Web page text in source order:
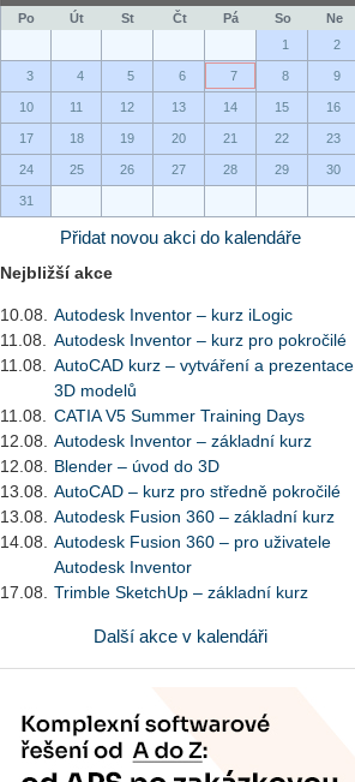
Po Út St Čt Pá So
Ne
1
2
3 4 5 6 7 8 9
10 11 12 13 14 15 16
17 18 19 20 21 22 23
24 25 26 27 28 29 30
31
Přidat novou akci do kalendáře
Nejbližší akce
10.08.
Autodesk Inventor – kurz iLogic
11.08.
Autodesk Inventor – kurz pro pokročilé
11.08.
AutoCAD kurz – vytváření a prezentace
3D modelů
11.08.
CATIA V5 Summer Training Days
12.08.
Autodesk Inventor – základní kurz
12.08.
Blender – úvod do 3D
13.08.
AutoCAD – kurz pro středně pokročilé
13.08.
Autodesk Fusion 360 – základní kurz
14.08.
Autodesk Fusion 360 – pro uživatele
Autodesk Inventor
17.08.
Trimble SketchUp – základní kurz
Další akce v kalendáři